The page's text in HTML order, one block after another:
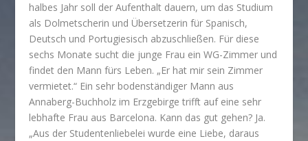
halbes Jahr soll der Aufenthalt dauern, um das Studium
als Dolmetscherin und Übersetzerin für Spanisch,
Deutsch und Portugiesisch abzuschließen. Für diese
sechs Monate sucht die junge Frau ein WG-Zimmer und
findet den Mann fürs Leben. „Er hat mir sein Zimmer
vermietet.“ Ein sehr bodenständiger Mann aus
Annaberg-Buchholz im Erzgebirge trifft auf eine sehr
lebhafte Frau aus Barcelona. Kann das gut gehen? Ja.
„Aus der Studentenliebelei wurde eine Liebe, daraus